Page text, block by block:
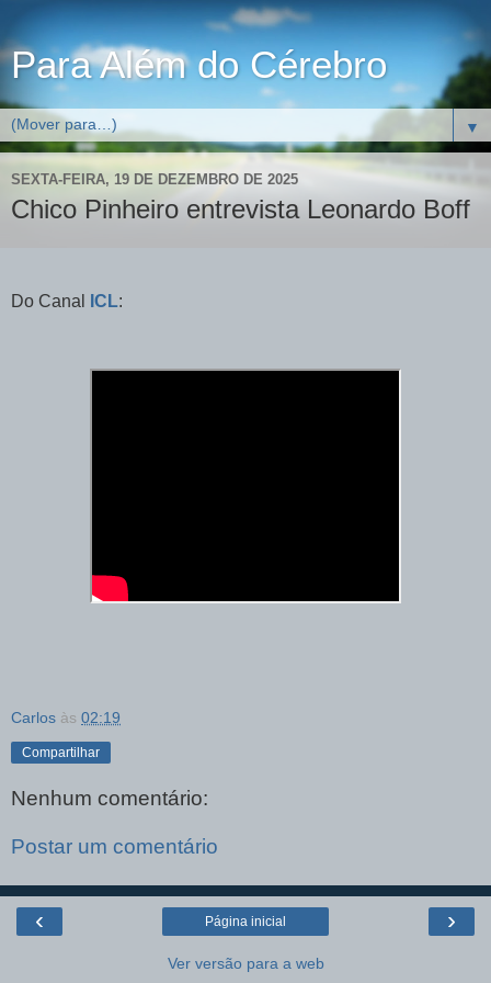
Para Além do Cérebro
▼
SEXTA-FEIRA, 19 DE DEZEMBRO DE 2025
Chico Pinheiro entrevista Leonardo Boff
Do Canal ICL:
Carlos às 02:19
Compartilhar
Nenhum comentário:
Postar um comentário
‹ ›
Página inicial
Ver versão para a web